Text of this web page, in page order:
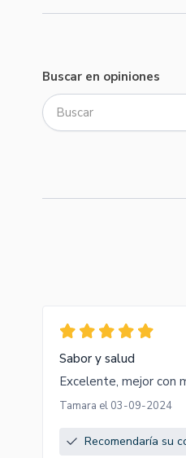
Buscar en opiniones
Sabor y salud
Excelente, mejor con
Tamara el 03-09-2024
Recomendaría su